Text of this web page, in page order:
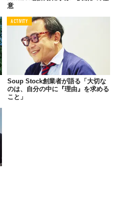
意
ACTIVITY
Soup Stock創業者が語る「大切な
のは、自分の中に『理由』を求める
こと」